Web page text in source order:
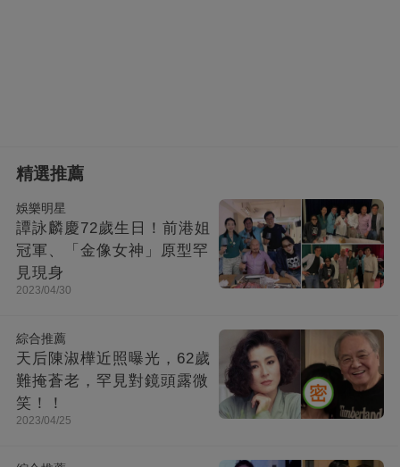
精選推薦
娛樂明星
譚詠麟慶72歲生日！前港姐
冠軍、「金像女神」原型罕
見現身
2023/04/30
綜合推薦
天后陳淑樺近照曝光，62歲
難掩蒼老，罕見對鏡頭露微
笑！！
2023/04/25